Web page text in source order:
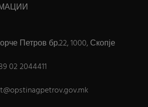
Петров бр.22, 1000, Скопје
02 2044411